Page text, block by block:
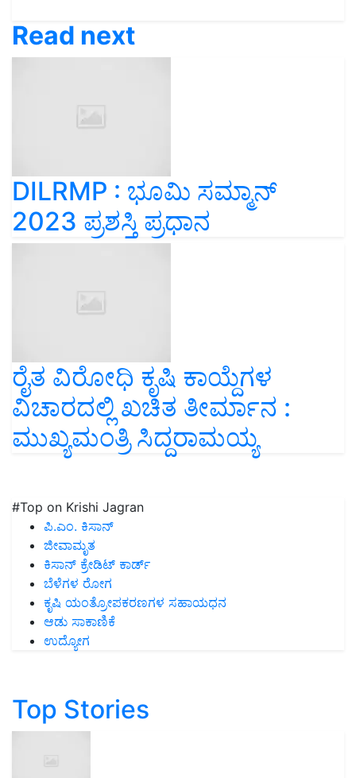
Read next
DILRMP : ಭೂಮಿ ಸಮ್ಮಾನ್‌
2023 ಪ್ರಶಸ್ತಿ ಪ್ರಧಾನ
ರೈತ ವಿರೋಧಿ ಕೃಷಿ ಕಾಯ್ದೆಗಳ
ವಿಚಾರದಲ್ಲಿ ಖಚಿತ ತೀರ್ಮಾನ :
ಮುಖ್ಯಮಂತ್ರಿ ಸಿದ್ದರಾಮಯ್ಯ
#Top on Krishi Jagran
ಪಿ.ಎಂ. ಕಿಸಾನ್
ಜೀವಾಮೃತ
ಕಿಸಾನ್ ಕ್ರೇಡಿಟ್ ಕಾರ್ಡ್
ಬೆಳೆಗಳ ರೋಗ
ಕೃಷಿ ಯಂತ್ರೋಪಕರಣಗಳ ಸಹಾಯಧನ
ಆಡು ಸಾಕಾಣಿಕೆ
ಉದ್ಯೋಗ
Top Stories